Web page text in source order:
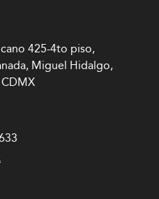
425-4to piso,
Miguel Hidalgo,